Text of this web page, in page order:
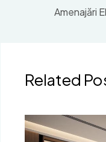
Related